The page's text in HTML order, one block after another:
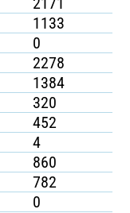
1133
0
2278
1384
320
452
4
860
782
0